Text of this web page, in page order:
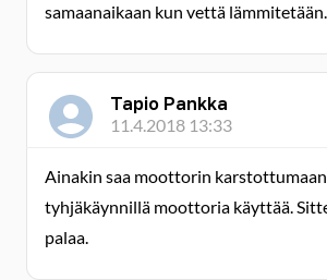
samaanaikaan kun vettä lämmitetään.
Tapio Pankka
11.4.2018 13:33
Ainakin saa moottorin
tyhjäkäynnillä moottoria käyttää.
palaa.